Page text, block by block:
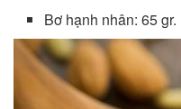
Bơ hạnh nhân: 65 gr.